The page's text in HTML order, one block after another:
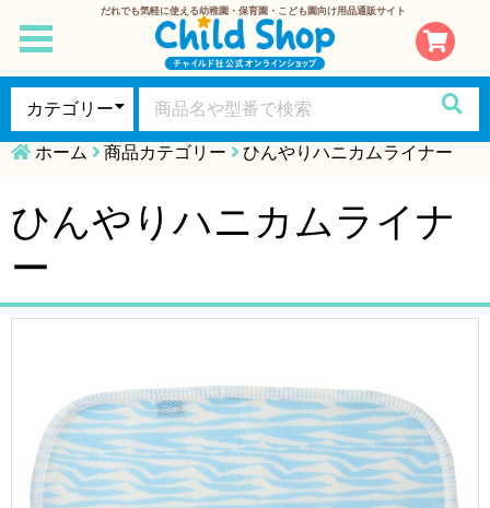
だれでも気軽に使える幼稚園・保育園・こども園向け用品通販サイト
toggle
navigation
ホーム 商品カテゴリー ひんやりハニカムライナー
ひんやりハニカムライナ
ー